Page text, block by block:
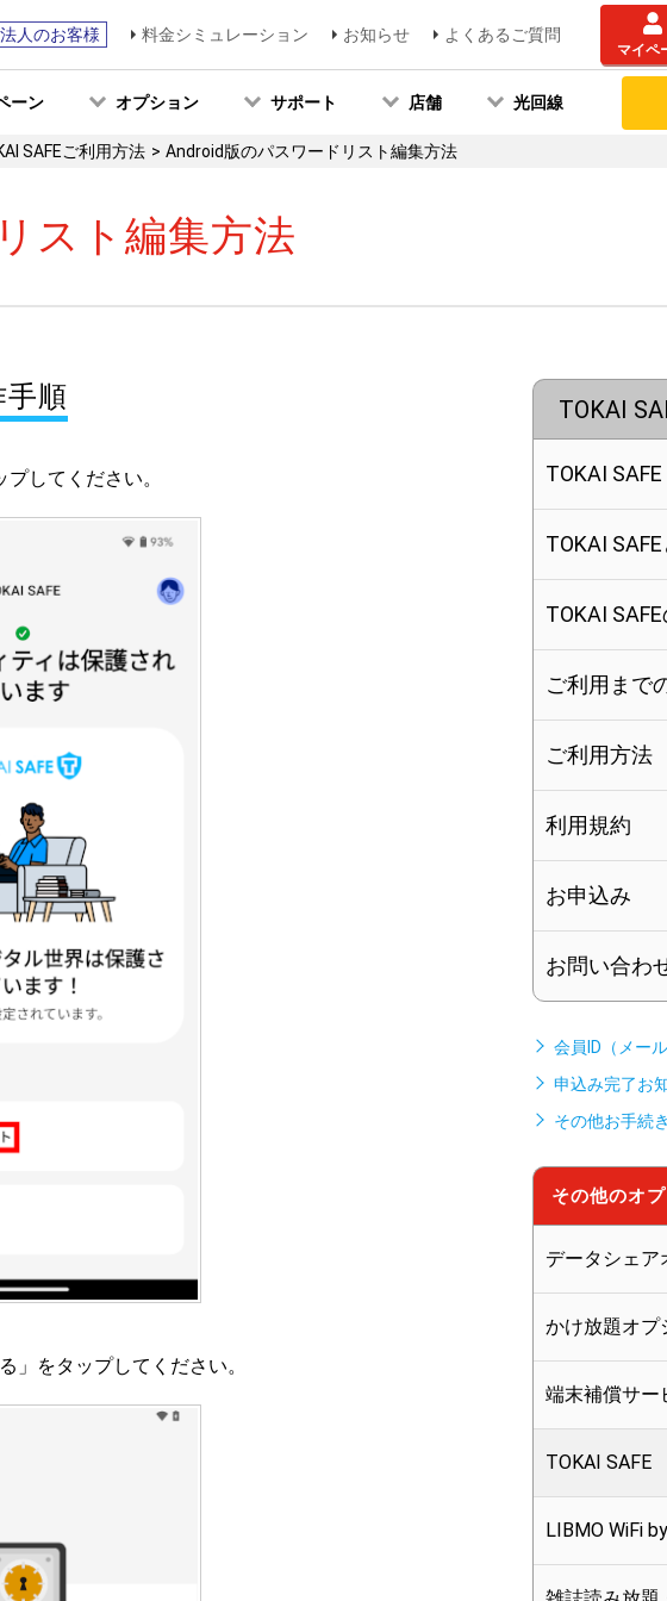
法人のお客様 料金シミュレーション お知らせ よくあるご質問
マイペ
ーン オプション サポート 店舗 光回線
SAFEご利用方法 Android版のパスワードリスト編集方法
スト編集方法
手順
してください。
」をタップしてください。
TOKAI
TOKAI
TOKAI
TOKAI
ご利用まで
ご利用方法
利用規約
お申込み
お問い合わ
会員ID（メー
申込み完了お
その他お手続き
その他のオ
データシェア
かけ放題オプ
5分かけ
10分かけ
かけ放
端末補償サー
LIBMO端
つなが
TOKAI SAFE
LIBMO WiFi